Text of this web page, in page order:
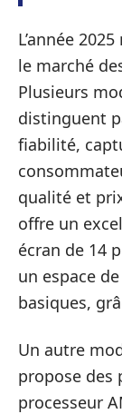
L’année
le marché
Plusieurs
distinguent
fiabilité,
qualité et
offre un
écran de 14
un espace
basiques,
Un autre
propose des
processeur